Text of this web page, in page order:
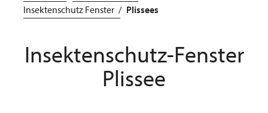
Insektenschutz Fenster
Plissees
Insektenschutz-Fenster
Plissee